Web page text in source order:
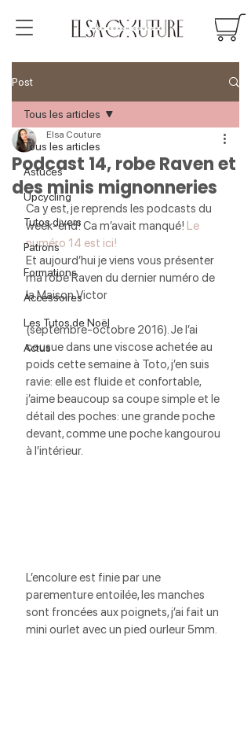
Post
Tous les articles
Astuces
Upcycling
Tutos divers
Patrons
Formations
Accessoires
Les Tutos de Noël
Actus
Tous les articles
Podcast 14, robe Raven et
des minis mignonneries
Elsa Couture
Ca y est, je reprends les podcasts du
week-end! Ca m’avait manqué! Le
numéro 14 est ici!
Et aujourd’hui je viens vous présenter
ma robe Raven du dernier numéro de
la Maison Victor
(septembre-octobre 2016). Je l’ai
cousue dans une viscose achetée au
poids cette semaine à Toto, j’en suis
ravie: elle est fluide et confortable,
j’aime beaucoup sa coupe simple et le
détail des poches: une grande poche
devant, comme une poche kangourou
à l’intérieur.
L’encolure est finie par une
parementure entoilée, les manches
sont froncées aux poignets, j’ai fait un
mini ourlet avec un pied ourleur 5mm.